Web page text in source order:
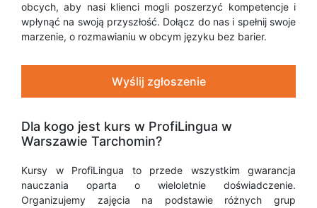
obcych, aby nasi klienci mogli poszerzyć kompetencje i
wpłynąć na swoją przyszłość. Dołącz do nas i spełnij swoje
marzenie, o rozmawianiu w obcym języku bez barier.
Wyślij zgłoszenie
Dla kogo jest kurs w ProfiLingua w
Warszawie Tarchomin?
Kursy w ProfiLingua to przede wszystkim gwarancja
nauczania oparta o wieloletnie doświadczenie.
Organizujemy zajęcia na podstawie różnych grup